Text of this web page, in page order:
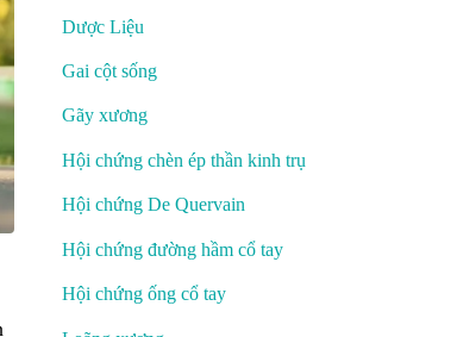
Dược Liệu
Gai cột sống
Gãy xương
Hội chứng chèn ép thần kinh trụ
Hội chứng De Quervain
Hội chứng đường hầm cổ tay
Hội chứng ống cổ tay